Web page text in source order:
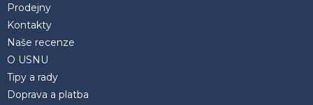
Prodejny
Kontakty
Naše recenze
O USNU
Tipy a rady
Doprava a platba